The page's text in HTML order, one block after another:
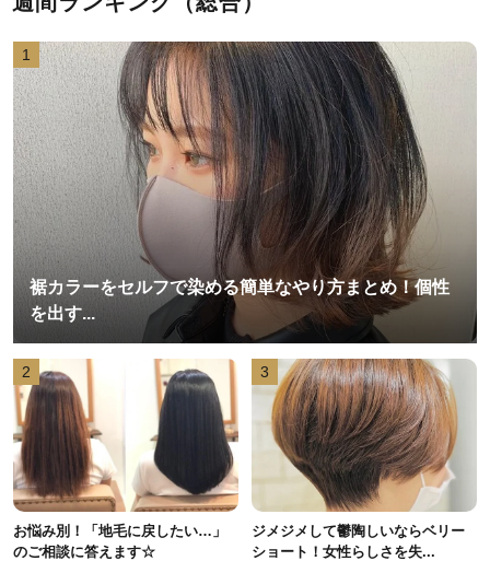
1
裾カラーをセルフで染める簡単なやり方まとめ！個性
を出す...
2
お悩み別！「地毛に戻したい…」
のご相談に答えます☆
3
ジメジメして鬱陶しいならベリー
ショート！女性らしさを失...